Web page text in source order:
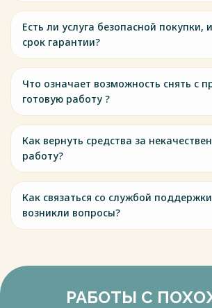
Есть ли услуга безопасной покупки,
срок гарантии?
Что означает возможность снять с
готовую работу ?
Как вернуть средства за
работу?
Как связаться со службой
возникли вопросы?
РАБОТЫ С